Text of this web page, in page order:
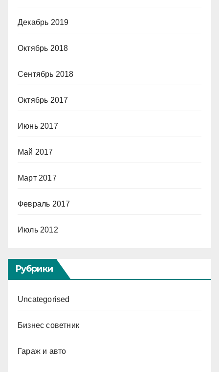
Декабрь 2019
Октябрь 2018
Сентябрь 2018
Октябрь 2017
Июнь 2017
Май 2017
Март 2017
Февраль 2017
Июль 2012
Рубрики
Uncategorised
Бизнес советник
Гараж и авто